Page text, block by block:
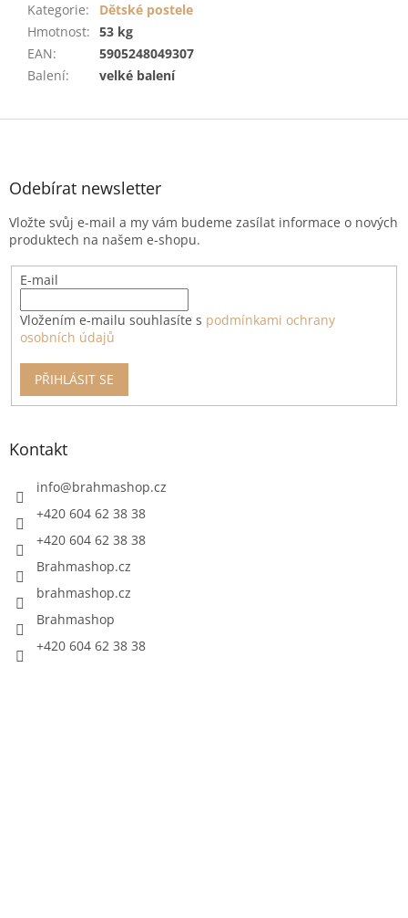
Kategorie:
Dětské postele
Hmotnost: 53 kg
EAN:
5905248049307
Balení: velké balení
Z
Odebírat newsletter
Vložte svůj e-mail a my vám budeme zasílat informace o nových
produktech na našem e-shopu.
E-mail
Vložením e-mailu souhlasíte s podmínkami ochrany
osobních údajů
PŘIHLÁSIT SE
Kontakt
info@brahmashop.cz
+420 604 62 38 38
+420 604 62 38 38
Brahmashop.cz
brahmashop.cz
Brahmashop
+420 604 62 38 38